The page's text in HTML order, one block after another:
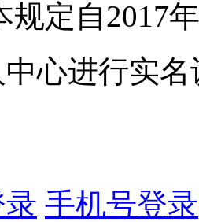
规定自2017
心进行实名
手机号登录